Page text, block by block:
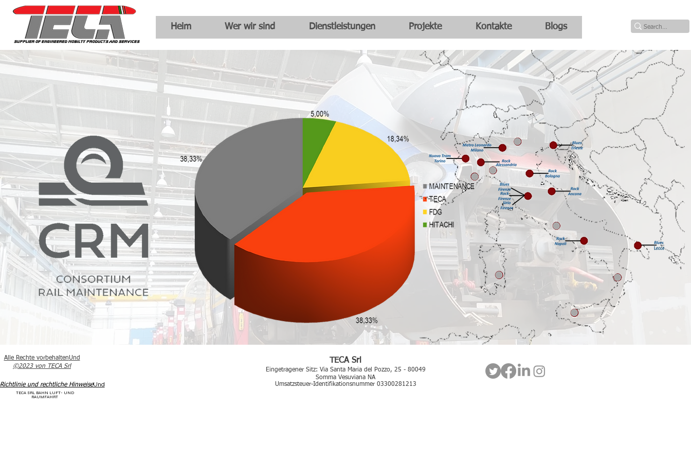
Heim Wer wir sind Dienstleistungen Projekte Kontakte Blogs
Alle Rechte vorbehaltenUnd
©2023 von TECA Srl
und rechtliche HinweiseUnd
TECA SRL BAHN LUFT- UND
RAUMFAHRT
TECA Srl
Eingetragener Sitz: Via Santa Maria del Pozzo, 25 - 80049
Somma Vesuviana NA
Umsatzsteuer-Identifikationsnummer 03300281213